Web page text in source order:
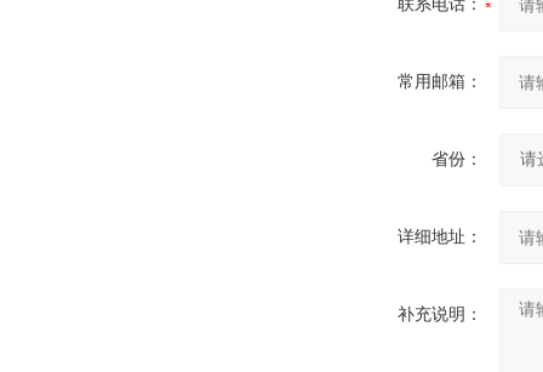
联系电话：
常用邮箱：
省份：
详细地址：
补充说明：